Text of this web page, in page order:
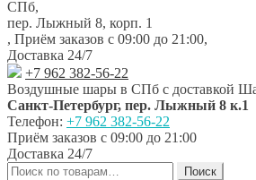
к
навигации
к
содержимому
СПб,
пер. Лыжный 8, корп. 1
, Приём заказов с 09:00 до 21:00,
Доставка 24/7
+7 962 382-56-22
Воздушные шары в СПб с доставкой
Санкт-Петербург, пер. Лыжный 8 к.1
Телефон: +7 962 382-56-22
Приём заказов с 09:00 до 21:00
Доставка 24/7
Искать:
Поиск